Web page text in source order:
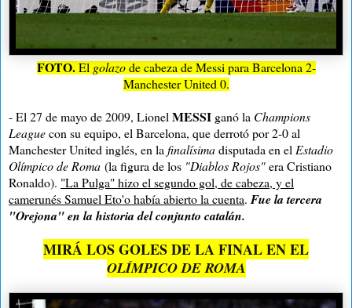
FOTO.Elgolazode cabeza de Messi para Barcelona 2-
Manchester United 0.
- El 27 de mayo de 2009, Lionel MESSI ganóla Champions
Leaguecon su equipo, el Barcelona, que derrotó por 2-0 al
Manchester United inglés, en la finalísimadisputada en el Estadio
Olímpico de Roma (la figura de los "Diablos Rojos"era Cristiano
Ronaldo). "La Pulga" hizo el segundo gol, de cabeza, y el
camerunés Samuel Eto'o había abierto la cuenta. Fue la tercera
"Orejona" en la historia del conjunto catalán.
MIRÁ LOS GOLES DE LA FINAL EN EL
OLÍMPICO DE ROMA